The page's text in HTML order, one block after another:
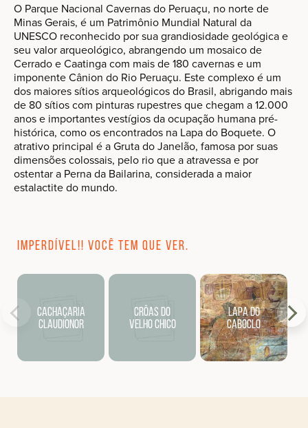
O Parque Nacional Cavernas do Peruaçu, no norte de
Minas Gerais, é um Patrimônio Mundial Natural da
UNESCO reconhecido por sua grandiosidade geológica e
seu valor arqueológico, abrangendo um mosaico de
Cerrado e Caatinga com mais de 180 cavernas e um
imponente Cânion do Rio Peruaçu. Este complexo é um
dos maiores sítios arqueológicos do Brasil, abrigando mais
de 80 sítios com pinturas rupestres que chegam a 12.000
anos e importantes vestígios da ocupação humana pré-
histórica, como os encontrados na Lapa do Boquete. O
atrativo principal é a Gruta do Janelão, famosa por suas
dimensões colossais, pelo rio que a atravessa e por
ostentar a Perna da Bailarina, considerada a maior
estalactite do mundo.
Imperdível!! Você tem que ver.
Cachaçaria
Claudionor
Crôas do
Velho Chico
Lapa do
Caboclo